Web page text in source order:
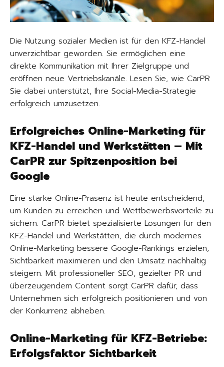
Die Nutzung sozialer Medien ist für den KFZ-Handel
unverzichtbar geworden. Sie ermöglichen eine
direkte Kommunikation mit Ihrer Zielgruppe und
eröffnen neue Vertriebskanäle. Lesen Sie, wie CarPR
Sie dabei unterstützt, Ihre Social-Media-Strategie
erfolgreich umzusetzen.
Erfolgreiches Online-Marketing für
KFZ-Handel und Werkstätten – Mit
CarPR zur Spitzenposition bei
Google
Eine starke Online-Präsenz ist heute entscheidend,
um Kunden zu erreichen und Wettbewerbsvorteile zu
sichern. CarPR bietet spezialisierte Lösungen für den
KFZ-Handel und Werkstätten, die durch modernes
Online-Marketing bessere Google-Rankings erzielen,
Sichtbarkeit maximieren und den Umsatz nachhaltig
steigern. Mit professioneller SEO, gezielter PR und
überzeugendem Content sorgt CarPR dafür, dass
Unternehmen sich erfolgreich positionieren und von
der Konkurrenz abheben.
Online-Marketing für KFZ-Betriebe:
Erfolgsfaktor Sichtbarkeit